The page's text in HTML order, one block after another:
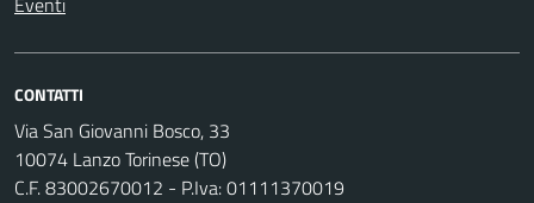
CONTATTI
Via San Giovanni Bosco, 33
10074 Lanzo Torinese (TO)
C.F. 83002670012 - P.Iva: 01111370019